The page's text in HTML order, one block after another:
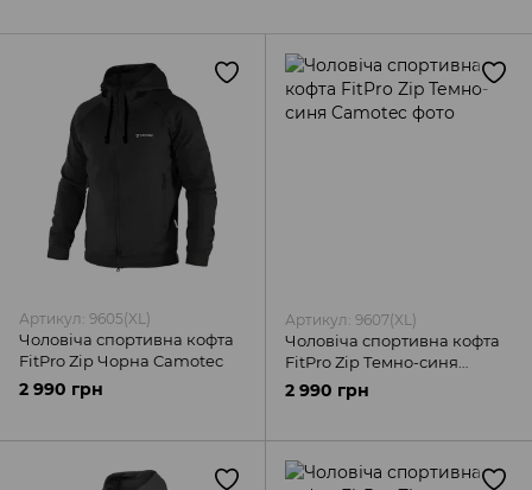
Артикул: 9605(XL)
Чоловіча спортивна кофта
FitPro Zip Чорна Camotec
2 990 грн
Артикул: 9607(XL)
Чоловіча спортивна кофта
FitPro Zip Темно-синя
Camotec
2 990 грн